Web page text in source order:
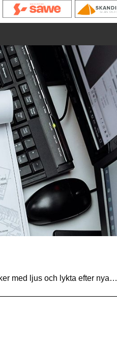
med ljus och lykta efter nya…